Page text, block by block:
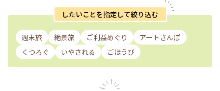
したいことを指定して絞り込む
週末旅 絶景旅 ご利益めぐり
アートさんぽ
くつろぐ
いやされる ごほうび